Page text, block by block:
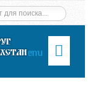
Menu